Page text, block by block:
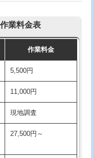
11,000円~
55,000円
+11,000円
22,000円+材料費
業料金表
作業料金
5,500円
11,000円
現地調査
27,500円～